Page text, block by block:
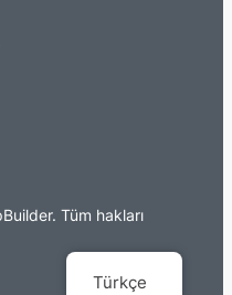
Tüm hakları
Türkçe